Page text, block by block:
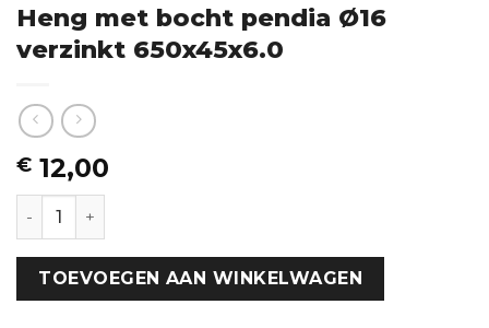
Heng met bocht pendia Ø16
verzinkt 650x45x6.0
€ 12,00
Heng met bocht pendia Ø16 verzinkt 650x45x6.0
TOEVOEGEN AAN WINKELWAGEN